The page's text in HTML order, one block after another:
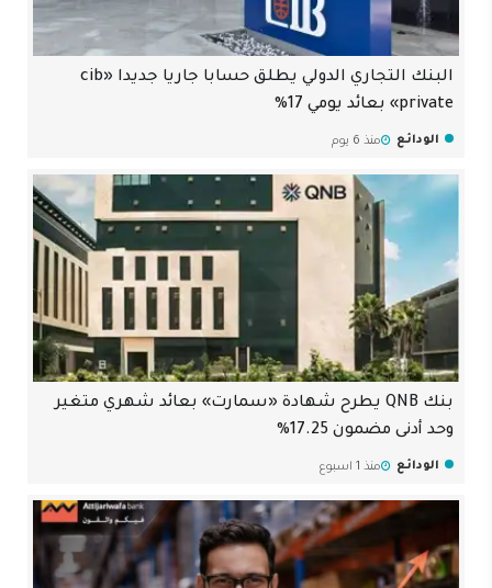
البنك التجاري الدولي يطلق حسابا جاريا جديدا «cib
private» بعائد يومي 17%
الودائع منذ 6 يوم
بنك QNB يطرح شهادة «سمارت» بعائد شهري متغير
وحد أدنى مضمون 17.25%
الودائع منذ 1 اسبوع